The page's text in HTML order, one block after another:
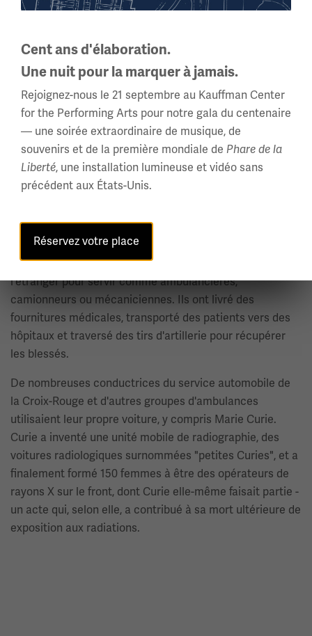
J'avais juste peur.
- Sophie Gran, anesthésiste du Corps médical.
Gran a été l'une des premières femmes
anesthésistes de l'AEF en France et la seule
femme anesthésiste de l'Unité Mobile
Hospitalière #1. Elle est devenue la première
présidente de la California Association of
Nurse Anesthetists en 1931.
L'ère de l'automobile commençait à peine pendant la
sont devenues la clé du traitement médical sur le champ
de bataille. De nombreuses femmes qui savaient
conduire se sont portées volontaires pour aller à
l'étranger pour servir comme ambulancières,
camionneurs ou mécaniciennes. Ils ont livré des
fournitures médicales, transporté des patients vers des
hôpitaux et traversé des tirs d'artillerie pour récupérer
les blessés.
De nombreuses conductrices du service automobile de
la Croix-Rouge et d'autres groupes d'ambulances
utilisaient leur propre voiture, y compris Marie Curie.
Curie a inventé une unité mobile de radiographie, des
voitures radiologiques surnommées "petites Curies", et a
finalement formé 150 femmes à être des opérateurs de
rayons X sur le front, dont Curie elle-même faisait partie -
un acte qui, selon elle, a contribué à sa mort ultérieure de
exposition aux radiations.
Cent ans d'élaboration.
Une nuit pour la marquer à jamais.
Rejoignez-nous le 21 septembre au Kauffman Center
for the Performing Arts pour notre gala du centenaire
— une soirée extraordinaire de musique, de
souvenirs et de la première mondiale de Phare de la
Liberté, une installation lumineuse et vidéo sans
précédent aux États-Unis.
Réservez votre place